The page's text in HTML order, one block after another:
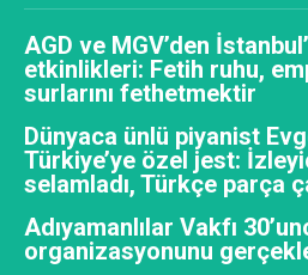
AGD ve MGV’den
etkinlikleri: Fetih ruhu,
surlarını fethetmektir
Dünyaca ünlü piyanist
Türkiye’ye özel jest:
selamladı, Türkçe parça
Adıyamanlılar Vakfı
organizasyonunu